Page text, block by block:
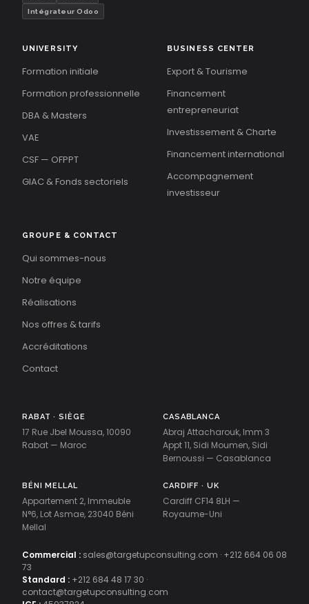
Intégrateur Odoo
UNIVERSITY
Formation initiale
Formation professionnelle
DBA & Masters
VAE
CSF — OFPPT
GIAC & Fonds sectoriels
BUSINESS CENTER
Export & Tourisme
Financement
entrepreneuriat
Investissement & Charte
Financement international
Accompagnement
investisseur
GROUPE & CONTACT
Qui sommes-nous
Notre équipe
Réalisations
Nos offres & tarifs
Accréditations
Contact
RABAT · SIÈGE
17 Rue Jbel Moussa, 10090
Rabat — Maroc
CASABLANCA
Abraj Attacharouk, Imm 3
Appt 11, Sidi Moumen, Sidi
Bernoussi — Casablanca
BÉNI MELLAL
Appartement 2, Immeuble
N°6, Lot Asmae, 23040 Béni
Mellal
CARDIFF · UK
Cardiff CF14 8LH —
Royaume-Uni
Commercial : sales@targetupconsulting.com · +212 664 06 08
73
Standard : +212 684 48 17 30 ·
contact@targetupconsulting.com